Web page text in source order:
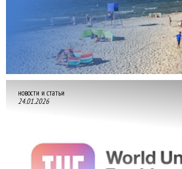
новости и статьи
24.01.2026